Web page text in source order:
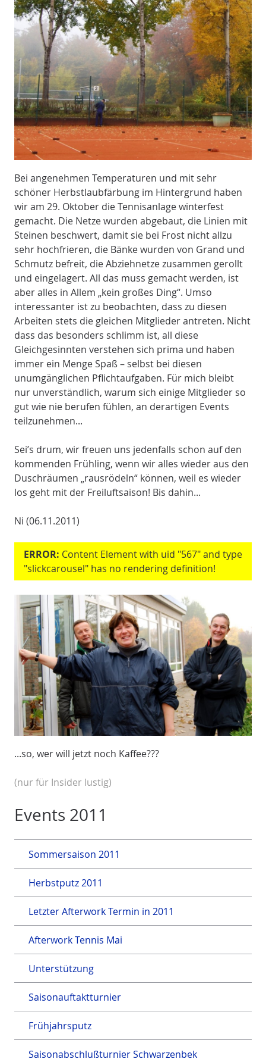
Bei angenehmen Temperaturen und mit sehr
schöner Herbstlaubfärbung im Hintergrund haben
wir am 29. Oktober die Tennisanlage winterfest
gemacht. Die Netze wurden abgebaut, die Linien mit
Steinen beschwert, damit sie bei Frost nicht allzu
sehr hochfrieren, die Bänke wurden von Grand und
Schmutz befreit, die Abziehnetze zusammen gerollt
und eingelagert. All das muss gemacht werden, ist
aber alles in Allem „kein großes Ding“. Umso
interessanter ist zu beobachten, dass zu diesen
Arbeiten stets die gleichen Mitglieder antreten. Nicht
dass das besonders schlimm ist, all diese
Gleichgesinnten verstehen sich prima und haben
immer ein Menge Spaß – selbst bei diesen
unumgänglichen Pflichtaufgaben. Für mich bleibt
nur unverständlich, warum sich einige Mitglieder so
gut wie nie berufen fühlen, an derartigen Events
teilzunehmen...
Sei’s drum, wir freuen uns jedenfalls schon auf den
kommenden Frühling, wenn wir alles wieder aus den
Duschräumen „rausrödeln“ können, weil es wieder
los geht mit der Freiluftsaison! Bis dahin...
Ni (06.11.2011)
ERROR: Content Element with uid "567" and type
"slickcarousel" has no rendering definition!
...so, wer will jetzt noch Kaffee???
(nur für Insider lustig)
Events 2011
Sommersaison 2011
Herbstputz 2011
Letzter Afterwork Termin in 2011
Afterwork Tennis Mai
Unterstützung
Saisonauftaktturnier
Frühjahrsputz
Saisonabschlußturnier Schwarzenbek